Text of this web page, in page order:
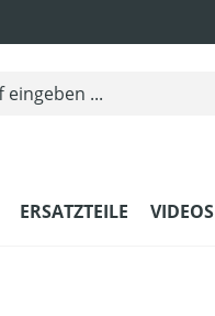
ERSATZTEILE VIDEOS